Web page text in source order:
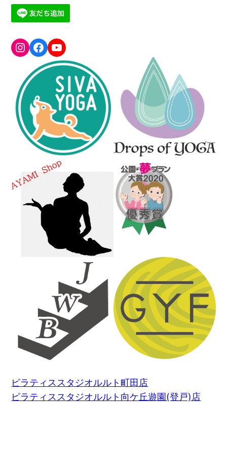
greenyogafesta Facebook YouTube
ピラティススタジオルルト町田店
ピラティススタジオルルト向ケ丘遊園(登戸)店